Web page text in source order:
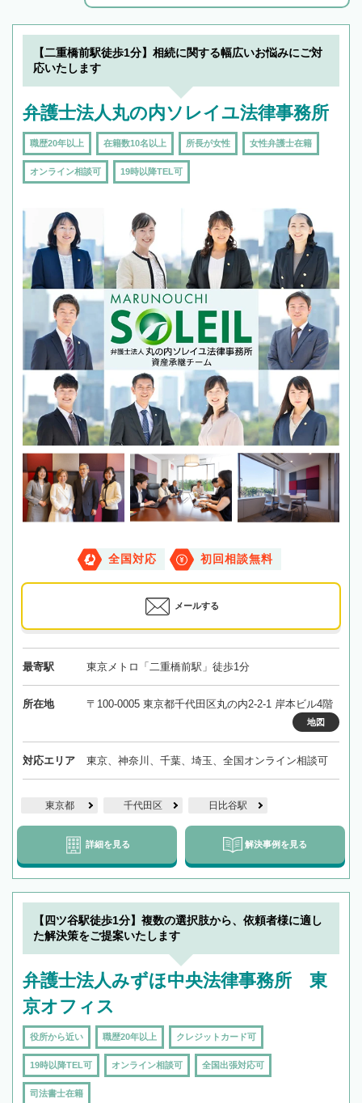
解決のみならず相続をトータルで任せることが
できます。また、相続は感情がからむ分野なの
でフィーリングも重要です。実際に電話や面談
で複数の弁護士と会話をしてウマが合う方に依
【二重橋前駅徒歩1分】相続に関する幅広いお悩みにご対
応いたします
弁護士法人丸の内ソレイユ法律事務所
職歴20年以上 在籍数10名以上 所長が女性 女性弁護士在籍
オンライン相談可 19時以降TEL可
全国対応 初回相談無料
メールする
最寄駅 東京メトロ「二重橋前駅」徒歩1分
所在地 〒100-0005 東京都千代田区丸の内2-2-1 岸本ビル4階
地図
対応エリア 東京、神奈川、千葉、埼玉、全国オンライン相談可
東京都 千代田区 日比谷駅
詳細を見る 解決事例を見る
【四ツ谷駅徒歩1分】複数の選択肢から、依頼者様に適し
た解決策をご提案いたします
弁護士法人みずほ中央法律事務所 東
京オフィス
役所から近い 職歴20年以上 クレジットカード可
19時以降TEL可 オンライン相談可 全国出張対応可
司法書士在籍